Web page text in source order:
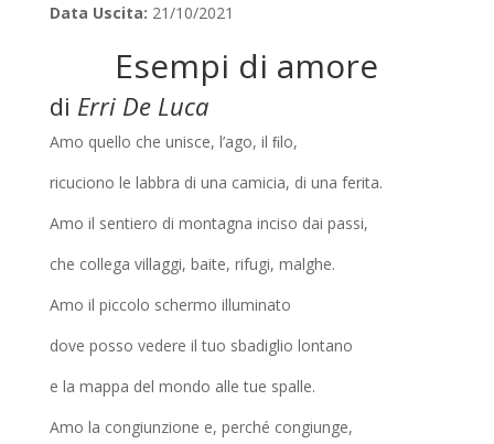
Data Uscita: 21/10/2021
Esempi di amore
di Erri De Luca
Amo quello che unisce, l’ago, il ﬁlo,
ricuciono le labbra di una camicia, di una ferita.
Amo il sentiero di montagna inciso dai passi,
che collega villaggi, baite, rifugi, malghe.
Amo il piccolo schermo illuminato
dove posso vedere il tuo sbadiglio lontano
e la mappa del mondo alle tue spalle.
Amo la congiunzione e, perché congiunge,